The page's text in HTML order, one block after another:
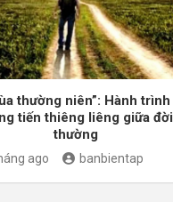
thường niên”: Hành trình
tiến thiêng liêng giữa đời
thường
ago banbientap